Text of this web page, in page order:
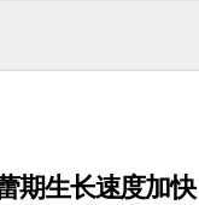
期生长速度加快